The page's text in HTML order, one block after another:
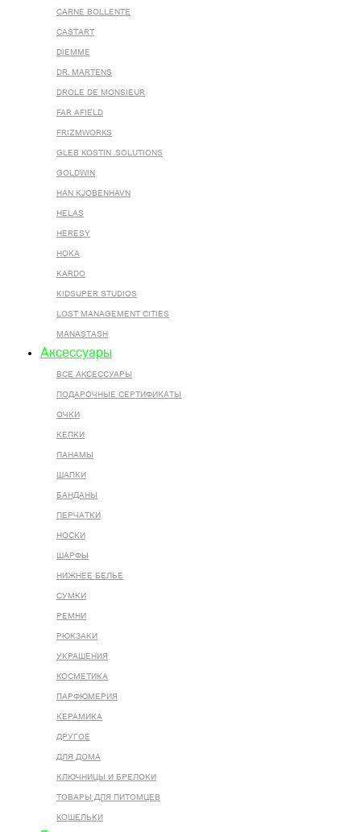
CARNE BOLLENTE
CASTART
DIEMME
DR. MARTENS
DROLE DE MONSIEUR
FAR AFIELD
FRIZMWORKS
GLEB KOSTIN .SOLUTIONS
GOLDWIN
HAN KJOBENHAVN
HELAS
HERESY
HOKA
KARDO
KIDSUPER STUDIOS
LOST MANAGEMENT CITIES
MANASTASH
Аксессуары
ВСЕ AКСЕССУАРЫ
ПОДАРОЧНЫЕ СЕРТИФИКАТЫ
ОЧКИ
КЕПКИ
ПАНАМЫ
ШАПКИ
БАНДАНЫ
ПЕРЧАТКИ
НОСКИ
ШАРФЫ
НИЖНЕЕ БЕЛЬЕ
СУМКИ
РЕМНИ
РЮКЗАКИ
УКРАШЕНИЯ
КОСМЕТИКА
ПАРФЮМЕРИЯ
КЕРАМИКА
ДРУГОЕ
ДЛЯ ДОМА
КЛЮЧНИЦЫ И БРЕЛОКИ
ТОВАРЫ ДЛЯ ПИТОМЦЕВ
КОШЕЛЬКИ